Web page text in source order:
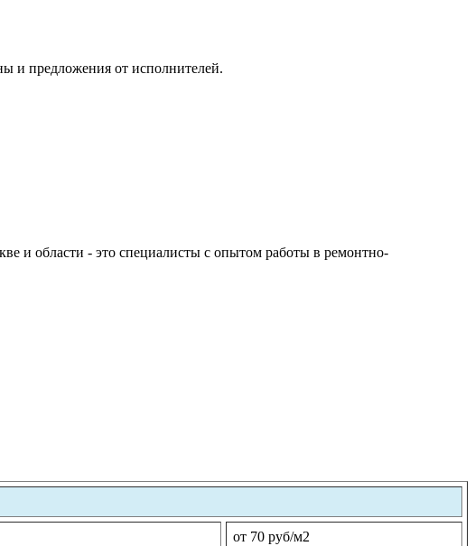
и предложения от исполнителей.
и области - это специалисты с опытом работы в ремонтно-
от 70 руб/м2